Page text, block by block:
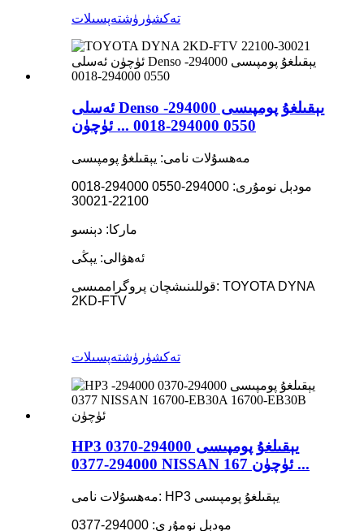
تەكشۈرۈشتەپسىلات
ئەسلى Denso يېقىلغۇ پومپىسى 294000-
0550 294000-0018 ... ئۈچۈن
مەھسۇلات نامى: يېقىلغۇ پومپىسى
مودېل نومۇرى: 294000-0550 294000-0018
22100-30021
ماركا: دېنسو
ئەھۋالى: يېڭى
قوللىنىشچان پروگراممىسى: TOYOTA DYNA
2KD-FTV
تەكشۈرۈشتەپسىلات
HP3 يېقىلغۇ پومپىسى 294000-0370
294000-0377 NISSAN 167 ئۈچۈن ...
مەھسۇلات نامى: HP3 يېقىلغۇ پومپىسى
مودېل نومۇرى: 294000-0377